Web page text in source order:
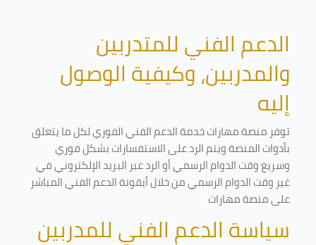
الدعم الفني للمتدربين
والمدربين، وكيفية الوصول
إليه
توفر منصة مهارات خدمة الدعم الفني الفوري لكل ما يتعلق
بأدوات المنصة ويتم الرد على الاستفسارات بشكل فوري
وسريع وقت الدوام الرسمي أو الرد عبر البريد الإلكتروني في
غير وقت الدوام الرسمي من خلال أيقونة الدعم الفني المباشر
على منصة مهارات
سياسة الدعم الفني للمدربين